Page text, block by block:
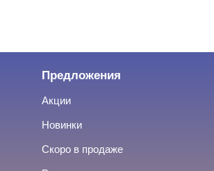
Предложения
Акции
Новинки
Скоро в продаже